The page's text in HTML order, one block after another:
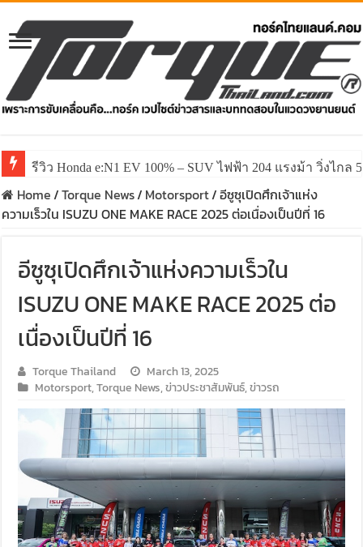
รีวิว ลองขับ All New GWM HAVAL H6 ปรับโฉมหน้าใหม่
Home/Torque News/ Motorsport/อีซูซุเปิดศึกเจ้าแห่ง
ความเร็วใน ISUZU ONE MAKE RACE 2025 ต่อเนื่องเป็นปีที่ 16
อีซูซุเปิดศึกเจ้าแห่งความเร็วใน
ISUZU ONE MAKE RACE 2025 ต่อ
เนื่องเป็นปีที่ 16
Torque Thailand
March 13, 2025
Motorsport,Torque News,ข่าวประชาสัมพันธ์,ข่าวรถ